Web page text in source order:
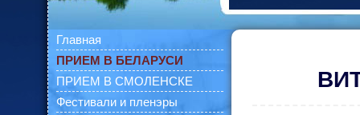
Главная
ПРИЕМ В БЕЛАРУСИ
ПРИЕМ В СМОЛЕНСКЕ
Фестивали и пленэры